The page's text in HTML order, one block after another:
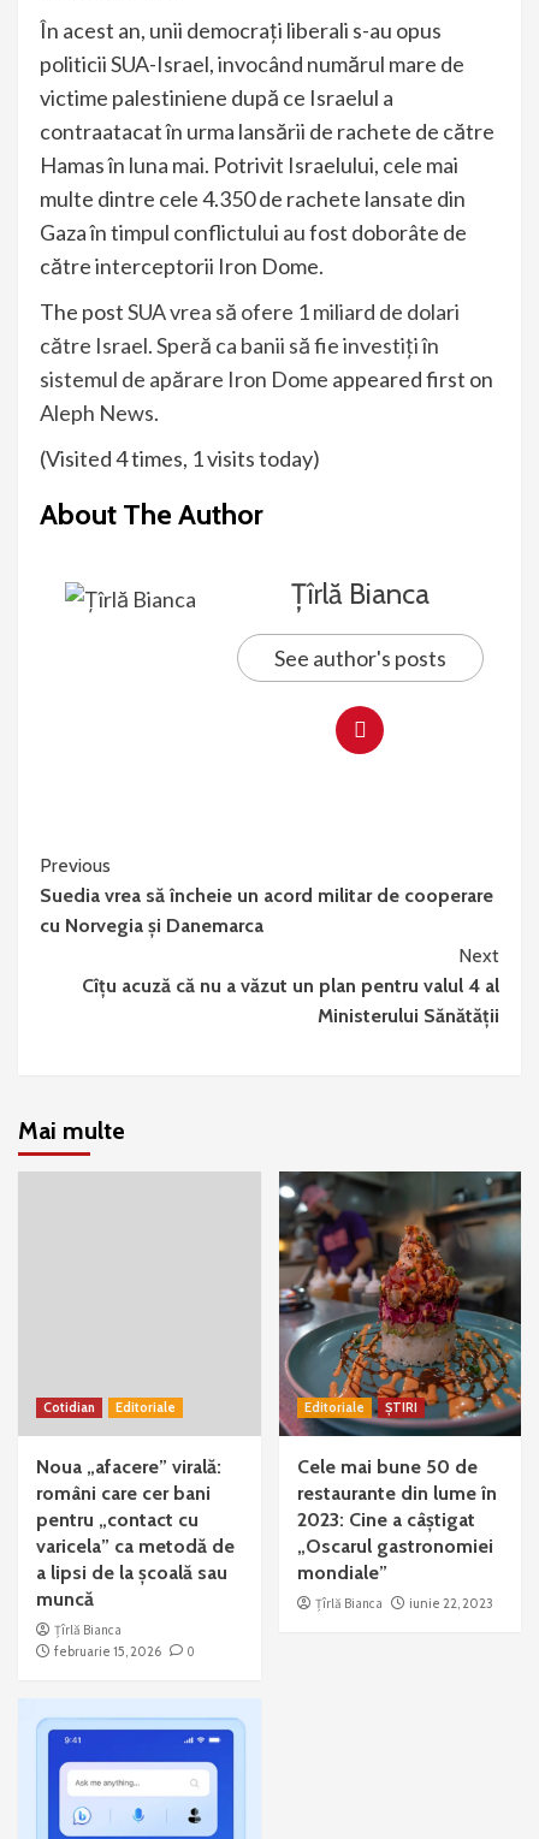
În acest an, unii democrați liberali s-au opus
politicii SUA-Israel, invocând numărul mare de
victime palestiniene după ce Israelul a
contraatacat în urma lansării de rachete de către
Hamas în luna mai. Potrivit Israelului, cele mai
multe dintre cele 4.350 de rachete lansate din
Gaza în timpul conflictului au fost doborâte de
către interceptorii Iron Dome.
The postSUA vrea să ofere 1 miliard de dolari
către Israel. Speră ca banii să fie investiți în
sistemul de apărare Iron Dome appeared first on
Aleph News.
(Visited 4 times, 1 visits today)
About The Author
Țîrlă Bianca
See author's posts
Continue
Reading
Previous
Suedia vrea să încheie un acord militar de cooperare
cu Norvegia și Danemarca
Next
Cîţu acuză că nu a văzut un plan pentru valul 4 al
Ministerului Sănătății
Mai multe
Cotidian Editoriale
Noua „afacere” virală:
români care cer bani
pentru „contact cu
varicela” ca metodă de
a lipsi de la școală sau
muncă
Țîrlă Bianca
februarie 15, 2026
0
Editoriale ȘTIRI
Cele mai bune 50 de
restaurante din lume în
2023: Cine a câștigat
„Oscarul gastronomiei
mondiale”
Țîrlă Bianca iunie 22, 2023